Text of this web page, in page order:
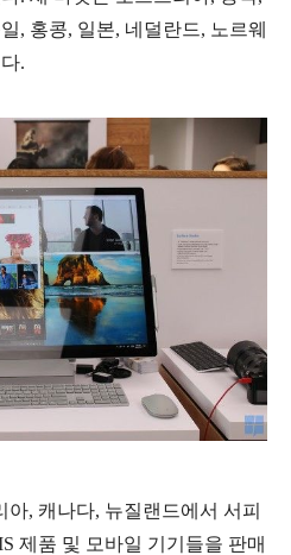
, 홍콩, 일본, 네덜란드, 노르웨
.
, 캐나다, 뉴질랜드에서 서피
제품 및 모바일 기기들을 판매